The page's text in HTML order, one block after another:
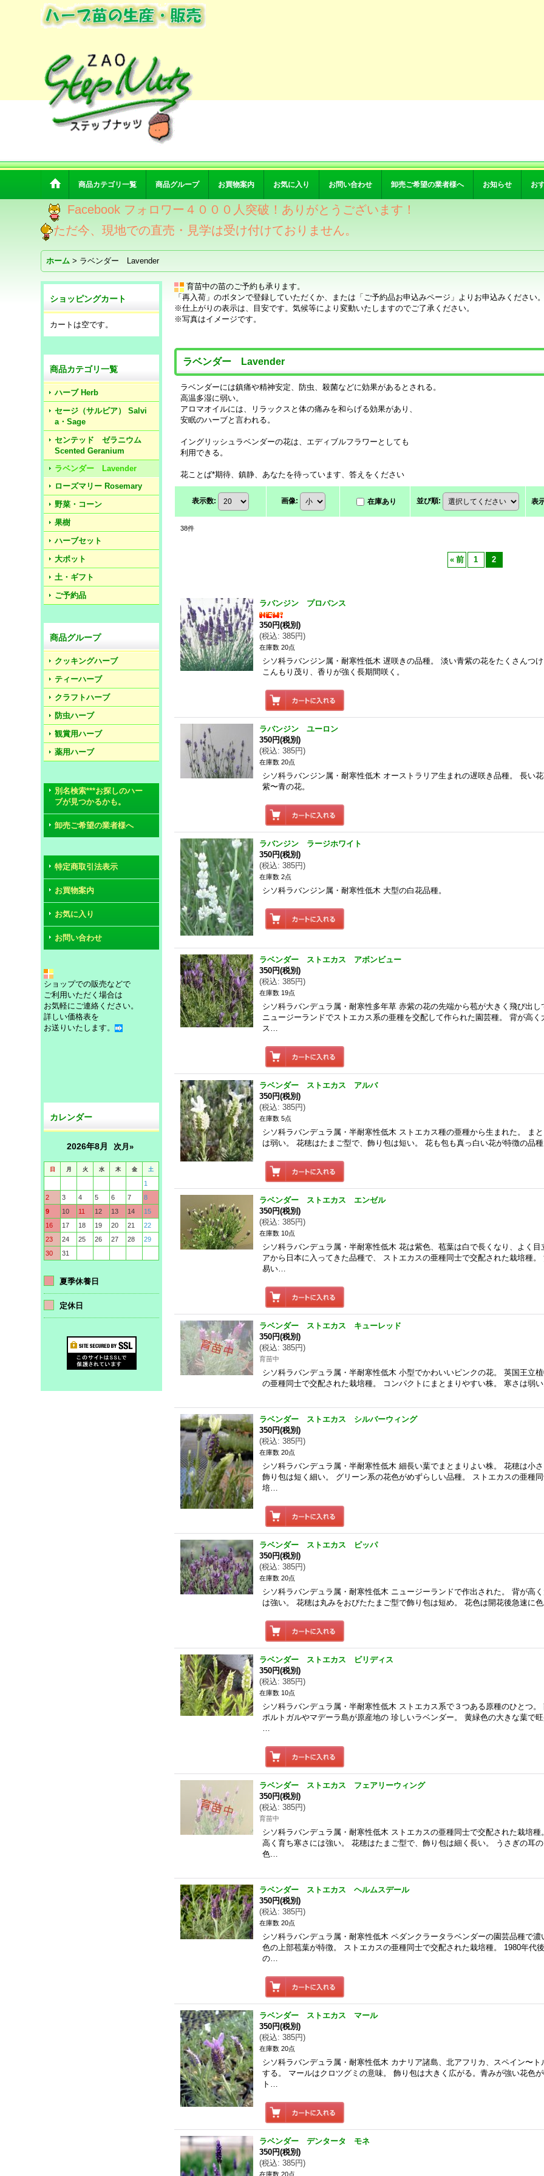
商品カテゴリ一覧 商品グループ お買物案内 お気に入り お問い合わせ 卸売ご希望の業者様へ お知らせ お
Facebook フォロワー４０００人突破！ありがとうございます！
ただ今、現地での直売・見学は受け付けておりません。
ホーム > ラベンダー Lavender
ショッピングカート
カートは空です。
商品カテゴリ一覧
ハーブ Herb
セージ（サルビア） Salvi
a・Sage
センテッド ゼラニウム
Scented Geranium
ラベンダー Lavender
ローズマリー Rosemary
野菜・コーン
果樹
ハーブセット
大ポット
土・ギフト
ご予約品
商品グループ
クッキングハーブ
ティーハーブ
クラフトハーブ
防虫ハーブ
観賞用ハーブ
薬用ハーブ
別名検索***お探しのハー
ブが見つかるかも。
卸売ご希望の業者様へ
特定商取引法表示
お買物案内
お気に入り
お問い合わせ
ショップでの販売などで
ご利用いただく場合は
お気軽にご連絡ください。
詳しい価格表を
お送りいたします。
カレンダー
2026年8月 次月»
日 月 火 水 木 金 土
1
2
3 4 5 6 7
8
9
10 11 12 13 14
15
16
17 18 19 20 21
22
23
24 25 26 27 28
29
30
31
夏季休養日
定休日
育苗中の苗のご予約も承ります。
「再入荷」のボタンで登録していただくか、または「ご予約品お申込みページ」よりお申込みください。
※仕上がりの表示は、目安です。気候等により変動いたしますのでご了承ください。
※写真はイメージです。
ラベンダー Lavender
ラベンダーには鎮痛や精神安定、防虫、殺菌などに効果があるとされる。
高温多湿に弱い。
アロマオイルには、リラックスと体の痛みを和らげる効果があり、
安眠のハーブと言われる。
イングリッシュラベンダーの花は、エディブルフラワーとしても
利用できる。
花ことば*期待、鎮静、あなたを待っています、答えをください
表示数: 画像: 在庫あり 並び順: 表
38件
« 前 1 2
ラバンジン プロバンス
350円(税別)
(税込: 385円)
在庫数 20点
シソ科ラバンジン属・耐寒性低木 遅咲きの品種。 淡い青紫の花をたくさんつ
こんもり茂り、香りが強く長期間咲く。
ラバンジン ユーロン
350円(税別)
(税込: 385円)
在庫数 20点
シソ科ラバンジン属・耐寒性低木 オーストラリア生まれの遅咲き品種。 長い
紫〜青の花。
ラバンジン ラージホワイト
350円(税別)
(税込: 385円)
在庫数 2点
シソ科ラバンジン属・耐寒性低木 大型の白花品種。
ラベンダー ストエカス アボンビュー
350円(税別)
(税込: 385円)
在庫数 19点
シソ科ラバンデュラ属・耐寒性多年草 赤紫の花の先端から苞が大きく飛び出し
ニュージーランドでストエカス系の亜種を交配して作られた園芸種。 背が高く
ス…
ラベンダー ストエカス アルバ
350円(税別)
(税込: 385円)
在庫数 5点
シソ科ラバンデュラ属・半耐寒性低木 ストエカス種の亜種から生まれた。 ま
は弱い。 花穂はたまご型で、飾り包は短い。 花も包も真っ白い花が特徴の品種
ラベンダー ストエカス エンゼル
350円(税別)
(税込: 385円)
在庫数 10点
シソ科ラバンデュラ属・半耐寒性低木 花は紫色、苞葉は白で長くなり、よく目
アから日本に入ってきた品種で、 ストエカスの亜種同士で交配された栽培種。
易い…
ラベンダー ストエカス キューレッド
350円(税別)
(税込: 385円)
育苗中
シソ科ラバンデュラ属・半耐寒性低木 小型でかわいいピンクの花。 英国王立
の亜種同士で交配された栽培種。 コンパクトにまとまりやすい株。 寒さは弱
ラベンダー ストエカス シルバーウィング
350円(税別)
(税込: 385円)
在庫数 20点
シソ科ラバンデュラ属・半耐寒性低木 細長い葉でまとまりよい株。 花穂は小さ
飾り包は短く細い。 グリーン系の花色がめずらしい品種。 ストエカスの亜種
培…
ラベンダー ストエカス ピッパ
350円(税別)
(税込: 385円)
在庫数 20点
シソ科ラバンデュラ属・耐寒性低木 ニュージーランドで作出された。 背が高
は強い。 花穂は丸みをおびたたまご型で飾り包は短め。 花色は開花後急速に
ラベンダー ストエカス ビリディス
350円(税別)
(税込: 385円)
在庫数 10点
シソ科ラバンデュラ属・半耐寒性低木 ストエカス系で３つある原種のひとつ
ポルトガルやマデーラ島が原産地の 珍しいラベンダー。 黄緑色の大きな葉で旺
…
ラベンダー ストエカス フェアリーウィング
350円(税別)
(税込: 385円)
育苗中
シソ科ラバンデュラ属・耐寒性低木 ストエカスの亜種同士で交配された栽培
高く育ち寒さには強い。 花穂はたまご型で、飾り包は細く長い。 うさぎの耳
色…
ラベンダー ストエカス ヘルムスデール
350円(税別)
(税込: 385円)
在庫数 20点
シソ科ラバンデュラ属・耐寒性低木 ペダンクラータラベンダーの園芸品種で濃
色の上部苞葉が特徴。 ストエカスの亜種同士で交配された栽培種。 1980年代
の…
ラベンダー ストエカス マール
350円(税別)
(税込: 385円)
在庫数 20点
シソ科ラバンデュラ属・耐寒性低木 カナリア諸島、北アフリカ、スペイン〜
する。 マールはクロツグミの意味。 飾り包は大きく広がる。青みが強い花色
ト…
ラベンダー デンタータ モネ
350円(税別)
(税込: 385円)
在庫数 20点